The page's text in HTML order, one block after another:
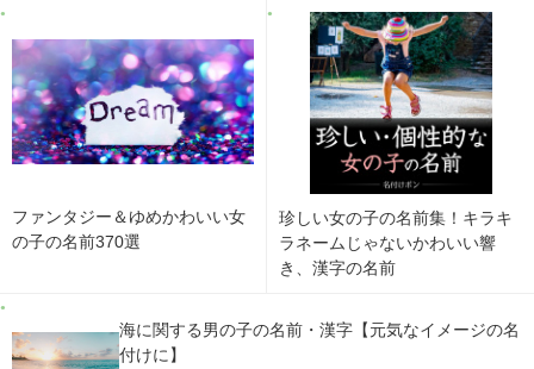
ファンタジー＆ゆめかわいい女
の子の名前370選
珍しい女の子の名前集！キラキ
ラネームじゃないかわいい響
き、漢字の名前
海に関する男の子の名前・漢字【元気なイメージの名
付けに】